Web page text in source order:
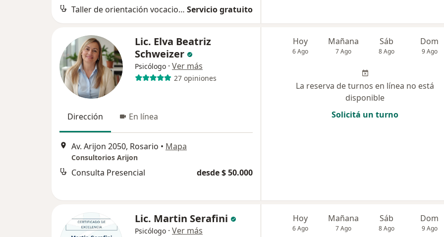
Taller de orientación vocacional y ocupacional Servicio gratuito
Lic. Elva Beatriz
Schweizer
Psicólogo · Ver más
27 opiniones
Dirección En línea
Av. Arijon 2050, Rosario • Mapa
Consultorios Arijon
Consulta Presencial desde $ 50.000
Hoy
6 Ago
Mañana
7 Ago
Sáb
8 Ago
Dom
9 Ago
La reserva de turnos en línea no está
disponible
Solicitá un turno
Lic. Martin Serafini
Psicólogo · Ver más
Hoy
6 Ago
Mañana
7 Ago
Sáb
8 Ago
Dom
9 Ago